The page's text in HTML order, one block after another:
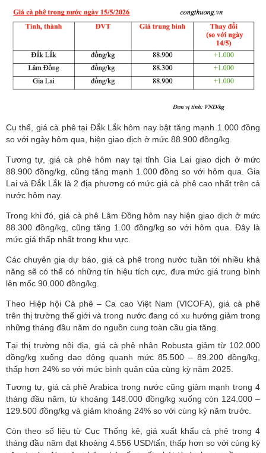
Cụ thể, giá cà phê tại Đắk Lắk hôm nay bật tăng mạnh 1.000 đồng
so với ngày hôm qua, hiện giao dịch ở mức 88.900 đồng/kg.
Tương tự, giá cà phê hôm nay tại tỉnh Gia Lai giao dịch ở mức
88.900 đồng/kg, cũng tăng mạnh 1.000 đồng so với hôm qua. Gia
Lai và Đắk Lắk là 2 địa phương có mức giá cà phê cao nhất trên cả
nước hôm nay.
Trong khi đó, giá cà phê Lâm Đồng hôm nay hiện giao dịch ở mức
88.300 đồng/kg, cũng tăng 1.00 đồng/kg so với hôm qua. Đây là
mức giá thấp nhất trong khu vực.
Các chuyên gia dự báo, giá cà phê trong nước tuần tới nhiều khả
năng sẽ có thể có những tín hiệu tích cực, đưa mức giá trung bình
lên mốc 90.000 đồng/kg.
Theo Hiệp hội Cà phê – Ca cao Việt Nam (VICOFA), giá cà phê
trên thị trường thế giới và trong nước đang có xu hướng giảm trong
những tháng đầu năm do nguồn cung toàn cầu gia tăng.
Tại thị trường nội địa, giá cà phê nhân Robusta giảm từ 102.000
đồng/kg xuống dao động quanh mức 85.500 – 89.200 đồng/kg,
thấp hơn 24% so với mức bình quân của cùng kỳ năm 2025.
Tương tự, giá cà phê Arabica trong nước cũng giảm mạnh trong 4
tháng đầu năm, từ khoảng 148.000 đồng/kg xuống còn 124.000 –
129.500 đồng/kg và giảm khoảng 24% so với cùng kỳ năm trước.
Còn theo số liệu từ Cục Thống kê, giá xuất khẩu cà phê trong 4
tháng đầu năm đạt khoảng 4.556 USD/tấn, thấp hơn so với cùng kỳ